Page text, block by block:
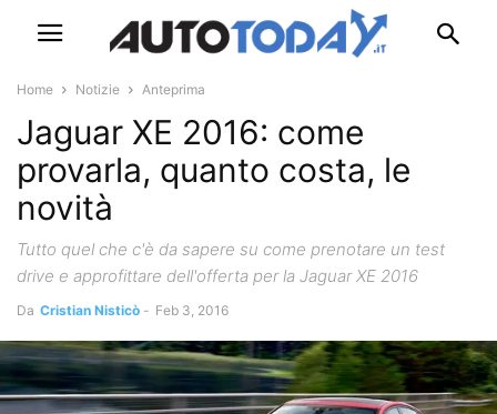
Home Notizie Anteprima
Jaguar XE 2016: come
provarla, quanto costa, le
novità
Tutto quel che c'è da sapere su come prenotare un test
drive e approfittare dell'offerta per la Jaguar XE 2016
Da Cristian Nisticò - Feb 3, 2016